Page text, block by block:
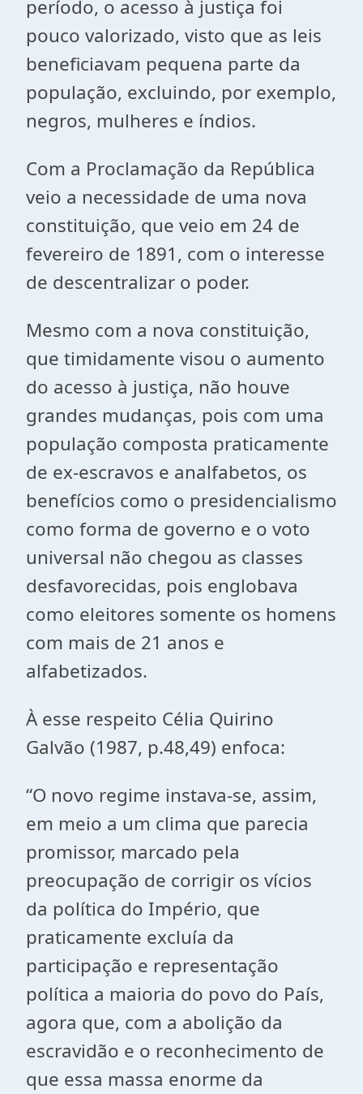
período, o acesso à justiça foi
pouco valorizado, visto que as leis
beneficiavam pequena parte da
população, excluindo, por exemplo,
negros, mulheres e índios.
Com a Proclamação da República
veio a necessidade de uma nova
constituição, que veio em 24 de
fevereiro de 1891, com o interesse
de descentralizar o poder.
Mesmo com a nova constituição,
que timidamente visou o aumento
do acesso à justiça, não houve
grandes mudanças, pois com uma
população composta praticamente
de ex-escravos e analfabetos, os
benefícios como o presidencialismo
como forma de governo e o voto
universal não chegou as classes
desfavorecidas, pois englobava
como eleitores somente os homens
com mais de 21 anos e
alfabetizados.
À esse respeito Célia Quirino
Galvão (1987, p.48,49) enfoca:
“O novo regime instava-se, assim,
em meio a um clima que parecia
promissor, marcado pela
preocupação de corrigir os vícios
da política do Império, que
praticamente excluía da
participação e representação
política a maioria do povo do País,
agora que, com a abolição da
escravidão e o reconhecimento de
que essa massa enorme da